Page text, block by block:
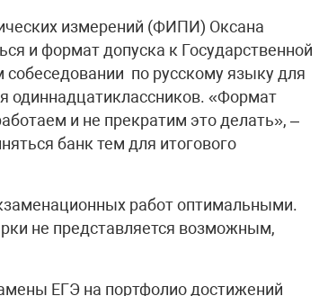
измерений (ФИПИ) Оксана
и формат допуска к Государственной
собеседовании по русскому языку для
одиннадцатиклассников. «Формат
и не прекратим это делать», –
банк тем для итогового
работ оптимальными.
не представляется возможным,
ЕГЭ на портфолио достижений